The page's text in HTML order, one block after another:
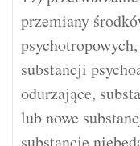
przemiany
substancji
odurzające,
lub nowe
substancje